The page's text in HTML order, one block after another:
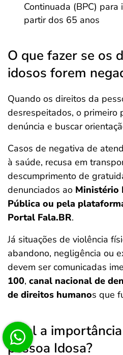
Continuada (BPC)
partir dos 65 anos
O que fazer se os
idosos forem
Quando os direitos da
desrespeitados, o primeiro
denúncia e buscar
Casos de negativa de
à saúde, recusa em
descumprimento de
denunciados ao Ministério
Pública ou pela
Portal Fala.BR.
Já situações de violência
abandono, negligência ou
devem ser comunicadas
100, canal nacional de
de direitos humanos que
Qual a
pessoa Idosa?